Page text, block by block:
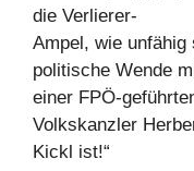
die Verlierer-
Ampel, wie
politische Wende
einer FPÖ-
Volkskanzler
Kickl ist!“